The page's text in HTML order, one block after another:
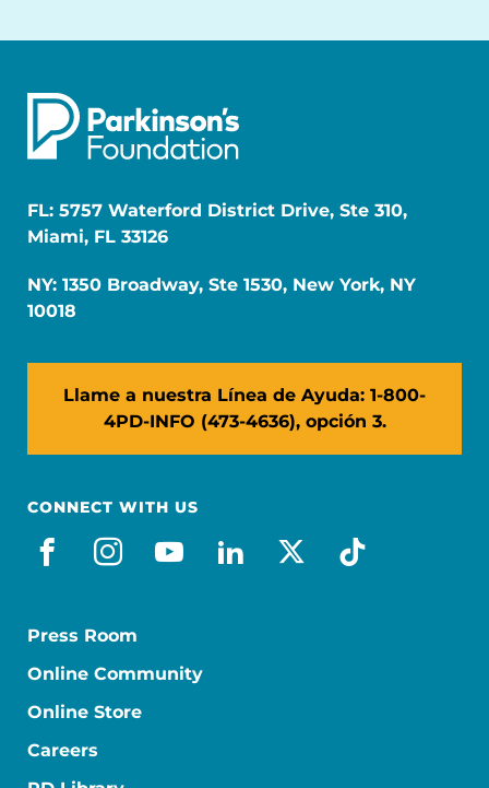
FL: 5757 Waterford District Drive, Ste 310,
Miami, FL 33126
NY: 1350 Broadway, Ste 1530, New York, NY
10018
Llame a nuestra Línea de Ayuda: 1-800-
4PD-INFO (473-4636), opción 3.
CONNECT WITH US
facebook_es
instagram
youtube
linkedin
x-socialtiktok
Press Room
Online Community
Online Store
Careers